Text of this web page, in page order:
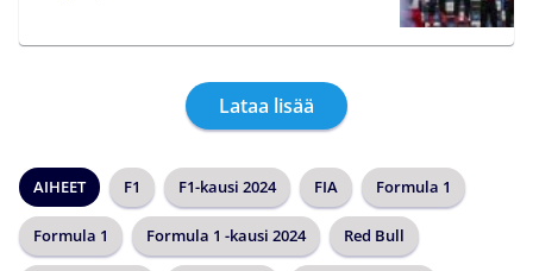
Lataa lisää
AIHEET F1 F1-kausi 2024 FIA Formula 1
Formula 1 Formula 1 -kausi 2024 Red Bull